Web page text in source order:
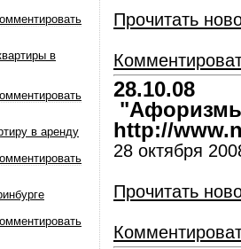
в
в аренду
Прочитать
28.10.08
"Афоризмы
http://
28 октября
Прочитать